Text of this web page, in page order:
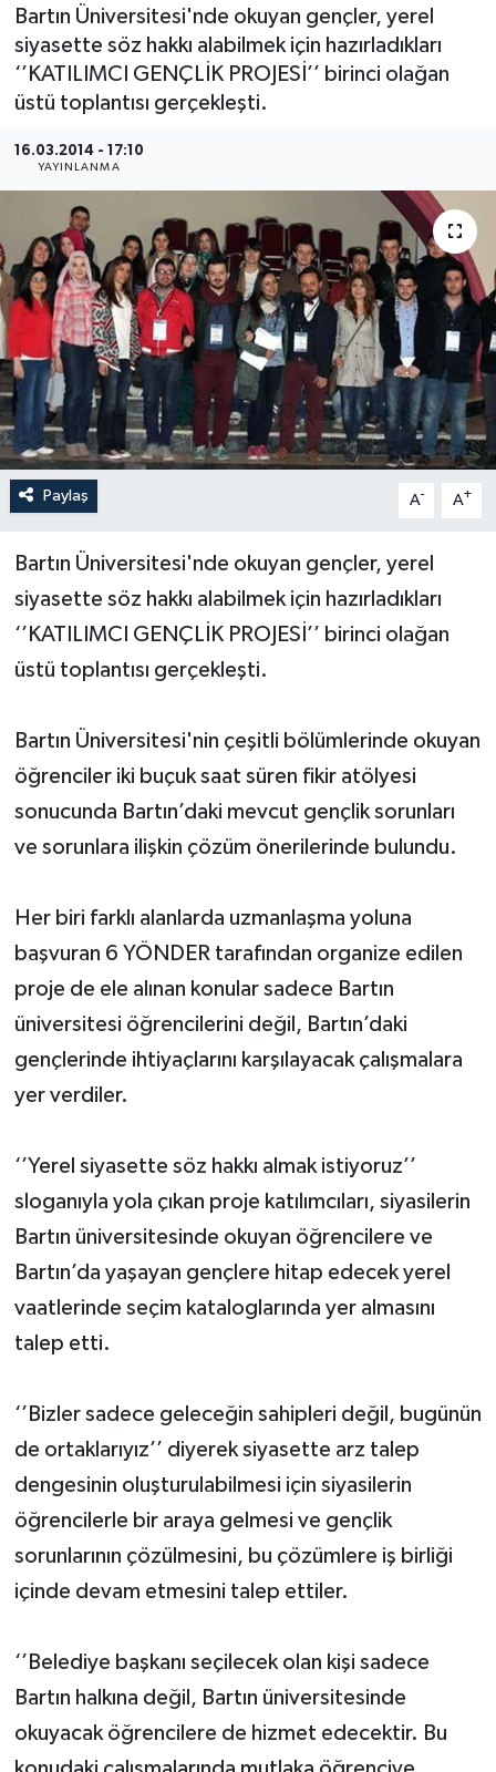
Bartın Üniversitesi'nde okuyan gençler, yerel
siyasette söz hakkı alabilmek için hazırladıkları
‘’KATILIMCI GENÇLİK PROJESİ’’ birinci olağan
üstü toplantısı gerçekleşti.
16.03.2014 - 17:10
YAYINLANMA
Paylaş A- A+
Bartın Üniversitesi'nde okuyan gençler, yerel
siyasette söz hakkı alabilmek için hazırladıkları
‘’KATILIMCI GENÇLİK PROJESİ’’ birinci olağan
üstü toplantısı gerçekleşti.
Bartın Üniversitesi'nin çeşitli bölümlerinde okuyan
öğrenciler iki buçuk saat süren fikir atölyesi
sonucunda Bartın’daki mevcut gençlik sorunları
ve sorunlara ilişkin çözüm önerilerinde bulundu.
Her biri farklı alanlarda uzmanlaşma yoluna
başvuran 6 YÖNDER tarafından organize edilen
proje de ele alınan konular sadece Bartın
üniversitesi öğrencilerini değil, Bartın’daki
gençlerinde ihtiyaçlarını karşılayacak çalışmalara
yer verdiler.
‘’Yerel siyasette söz hakkı almak istiyoruz’’
sloganıyla yola çıkan proje katılımcıları, siyasilerin
Bartın üniversitesinde okuyan öğrencilere ve
Bartın’da yaşayan gençlere hitap edecek yerel
vaatlerinde seçim kataloglarında yer almasını
talep etti.
‘’Bizler sadece geleceğin sahipleri değil, bugünün
de ortaklarıyız’’ diyerek siyasette arz talep
dengesinin oluşturulabilmesi için siyasilerin
öğrencilerle bir araya gelmesi ve gençlik
sorunlarının çözülmesini, bu çözümlere iş birliği
içinde devam etmesini talep ettiler.
‘’Belediye başkanı seçilecek olan kişi sadece
Bartın halkına değil, Bartın üniversitesinde
okuyacak öğrencilere de hizmet edecektir. Bu
Medya
Sağlık
Sinema
Sivil Toplum
Siyaset
Spor
Tarım
Turizm
Yaşam
Yerel Yönetimler
DÜNYA
YEREL